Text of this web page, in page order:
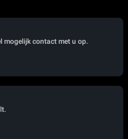
mogelijk contact met u op.